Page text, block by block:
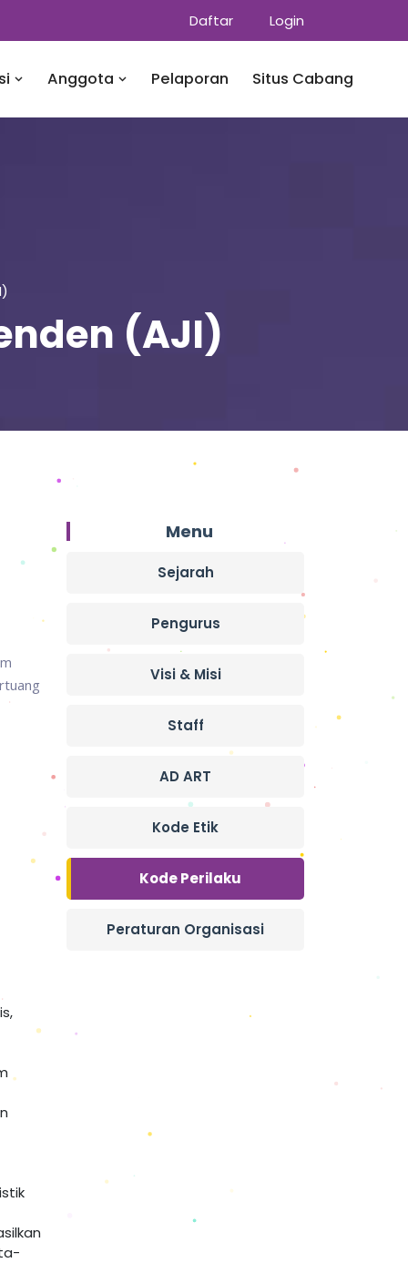
Daftar Login
Anggota Pelaporan Situs Cabang
(AJI)
Menu
Sejarah
Pengurus
Visi & Misi
Staff
AD ART
Kode Etik
Kode Perilaku
Peraturan Organisasi